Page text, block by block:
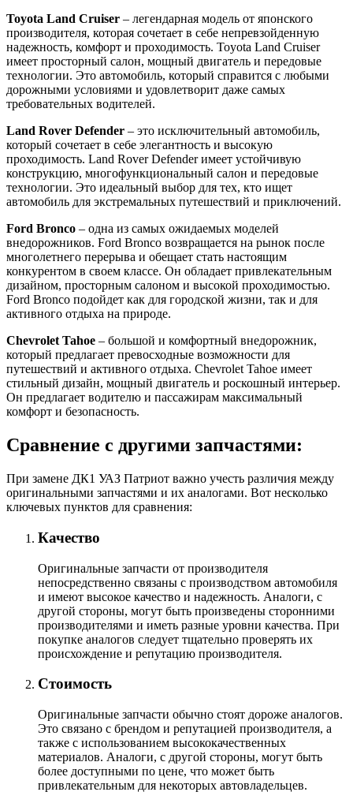
Toyota Land Cruiser – легендарная модель от японского
производителя, которая сочетает в себе непревзойденную
надежность, комфорт и проходимость. Toyota Land Cruiser
имеет просторный салон, мощный двигатель и передовые
технологии. Это автомобиль, который справится с любыми
дорожными условиями и удовлетворит даже самых
требовательных водителей.
Land Rover Defender – это исключительный автомобиль,
который сочетает в себе элегантность и высокую
проходимость. Land Rover Defender имеет устойчивую
конструкцию, многофункциональный салон и передовые
технологии. Это идеальный выбор для тех, кто ищет
автомобиль для экстремальных путешествий и приключений.
Ford Bronco – одна из самых ожидаемых моделей
внедорожников. Ford Bronco возвращается на рынок после
многолетнего перерыва и обещает стать настоящим
конкурентом в своем классе. Он обладает привлекательным
дизайном, просторным салоном и высокой проходимостью.
Ford Bronco подойдет как для городской жизни, так и для
активного отдыха на природе.
Chevrolet Tahoe – большой и комфортный внедорожник,
который предлагает превосходные возможности для
путешествий и активного отдыха. Chevrolet Tahoe имеет
стильный дизайн, мощный двигатель и роскошный интерьер.
Он предлагает водителю и пассажирам максимальный
комфорт и безопасность.
Сравнение с другими запчастями:
При замене ДК1 УАЗ Патриот важно учесть различия между
оригинальными запчастями и их аналогами. Вот несколько
ключевых пунктов для сравнения:
Качество
Оригинальные запчасти от производителя
непосредственно связаны с производством автомобиля
и имеют высокое качество и надежность. Аналоги, с
другой стороны, могут быть произведены сторонними
производителями и иметь разные уровни качества. При
покупке аналогов следует тщательно проверять их
происхождение и репутацию производителя.
Стоимость
Оригинальные запчасти обычно стоят дороже аналогов.
Это связано с брендом и репутацией производителя, а
также с использованием высококачественных
материалов. Аналоги, с другой стороны, могут быть
более доступными по цене, что может быть
привлекательным для некоторых автовладельцев.